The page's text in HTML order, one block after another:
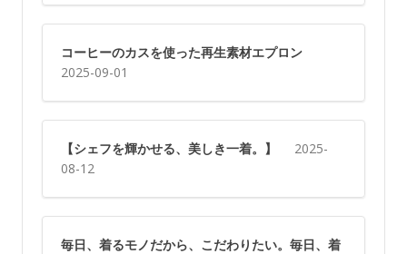
コーヒーのカスを使った再生素材エプロン
2025-09-01
【シェフを輝かせる、美しき一着。】
2025-
08-12
毎日、着るモノだから、こだわりたい。毎日、着